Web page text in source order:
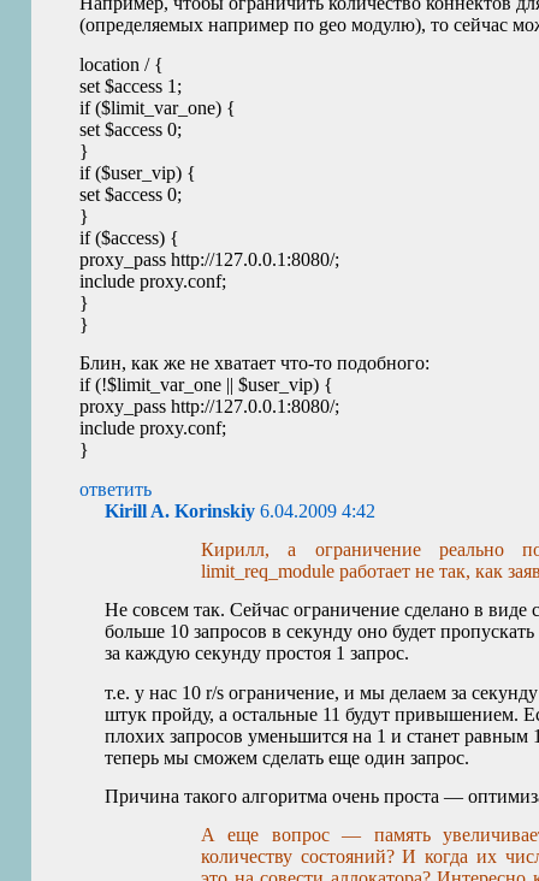
(определяемых например по geo модулю), то сейчас
location / {
set $access 1;
if ($limit_var_one) {
set $access 0;
}
if ($user_vip) {
set $access 0;
}
if ($access) {
proxy_pass http://127.0.0.1:8080/;
include proxy.conf;
}
}
Блин, как же не хватает что-то подобного:
if (!$limit_var_one || $user_vip) {
proxy_pass http://127.0.0.1:8080/;
include proxy.conf;
}
ответить
Kirill A. Korinskiy 6.04.2009 4:42
Кирилл, а ограничение реально
limit_req_module работает не так, как
Не совсем так. Сейчас ограничение сделано в виде
больше 10 запросов в секунду оно будет
за каждую секунду простоя 1 запрос.
т.е. у нас 10 r/s ограничение, и мы делаем за
штук пройду, а остальные 11 будут привышением.
плохих запросов уменьшится на 1 и станет
теперь мы сможем сделать еще один запрос.
Причина такого алгоритма очень проста —
А еще вопрос — память
количеству состояний? И когда их